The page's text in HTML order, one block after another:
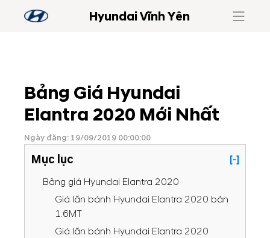
Hyundai Vĩnh Yên
Bảng Giá Hyundai
Elantra 2020 Mới Nhất
Ngày đăng: 19/09/2019 00:00:00
Mục lục
[-]
Bảng giá Hyundai Elantra 2020
Giá lăn bánh Hyundai Elantra 2020 bản
1.6MT
Giá lăn bánh Hyundai Elantra 2020